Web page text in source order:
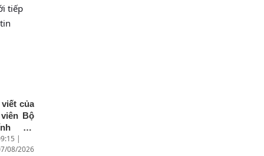
tiếp
viết của
Bộ
trị,
giao
|
08/2026